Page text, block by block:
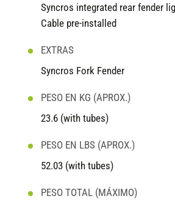
Syncros integrated rear fender
Cable pre-installed
EXTRAS
Syncros Fork Fender
PESO EN KG (APROX.)
23.6 (with tubes)
PESO EN LBS (APROX.)
52.03 (with tubes)
PESO TOTAL (MÁXIMO)